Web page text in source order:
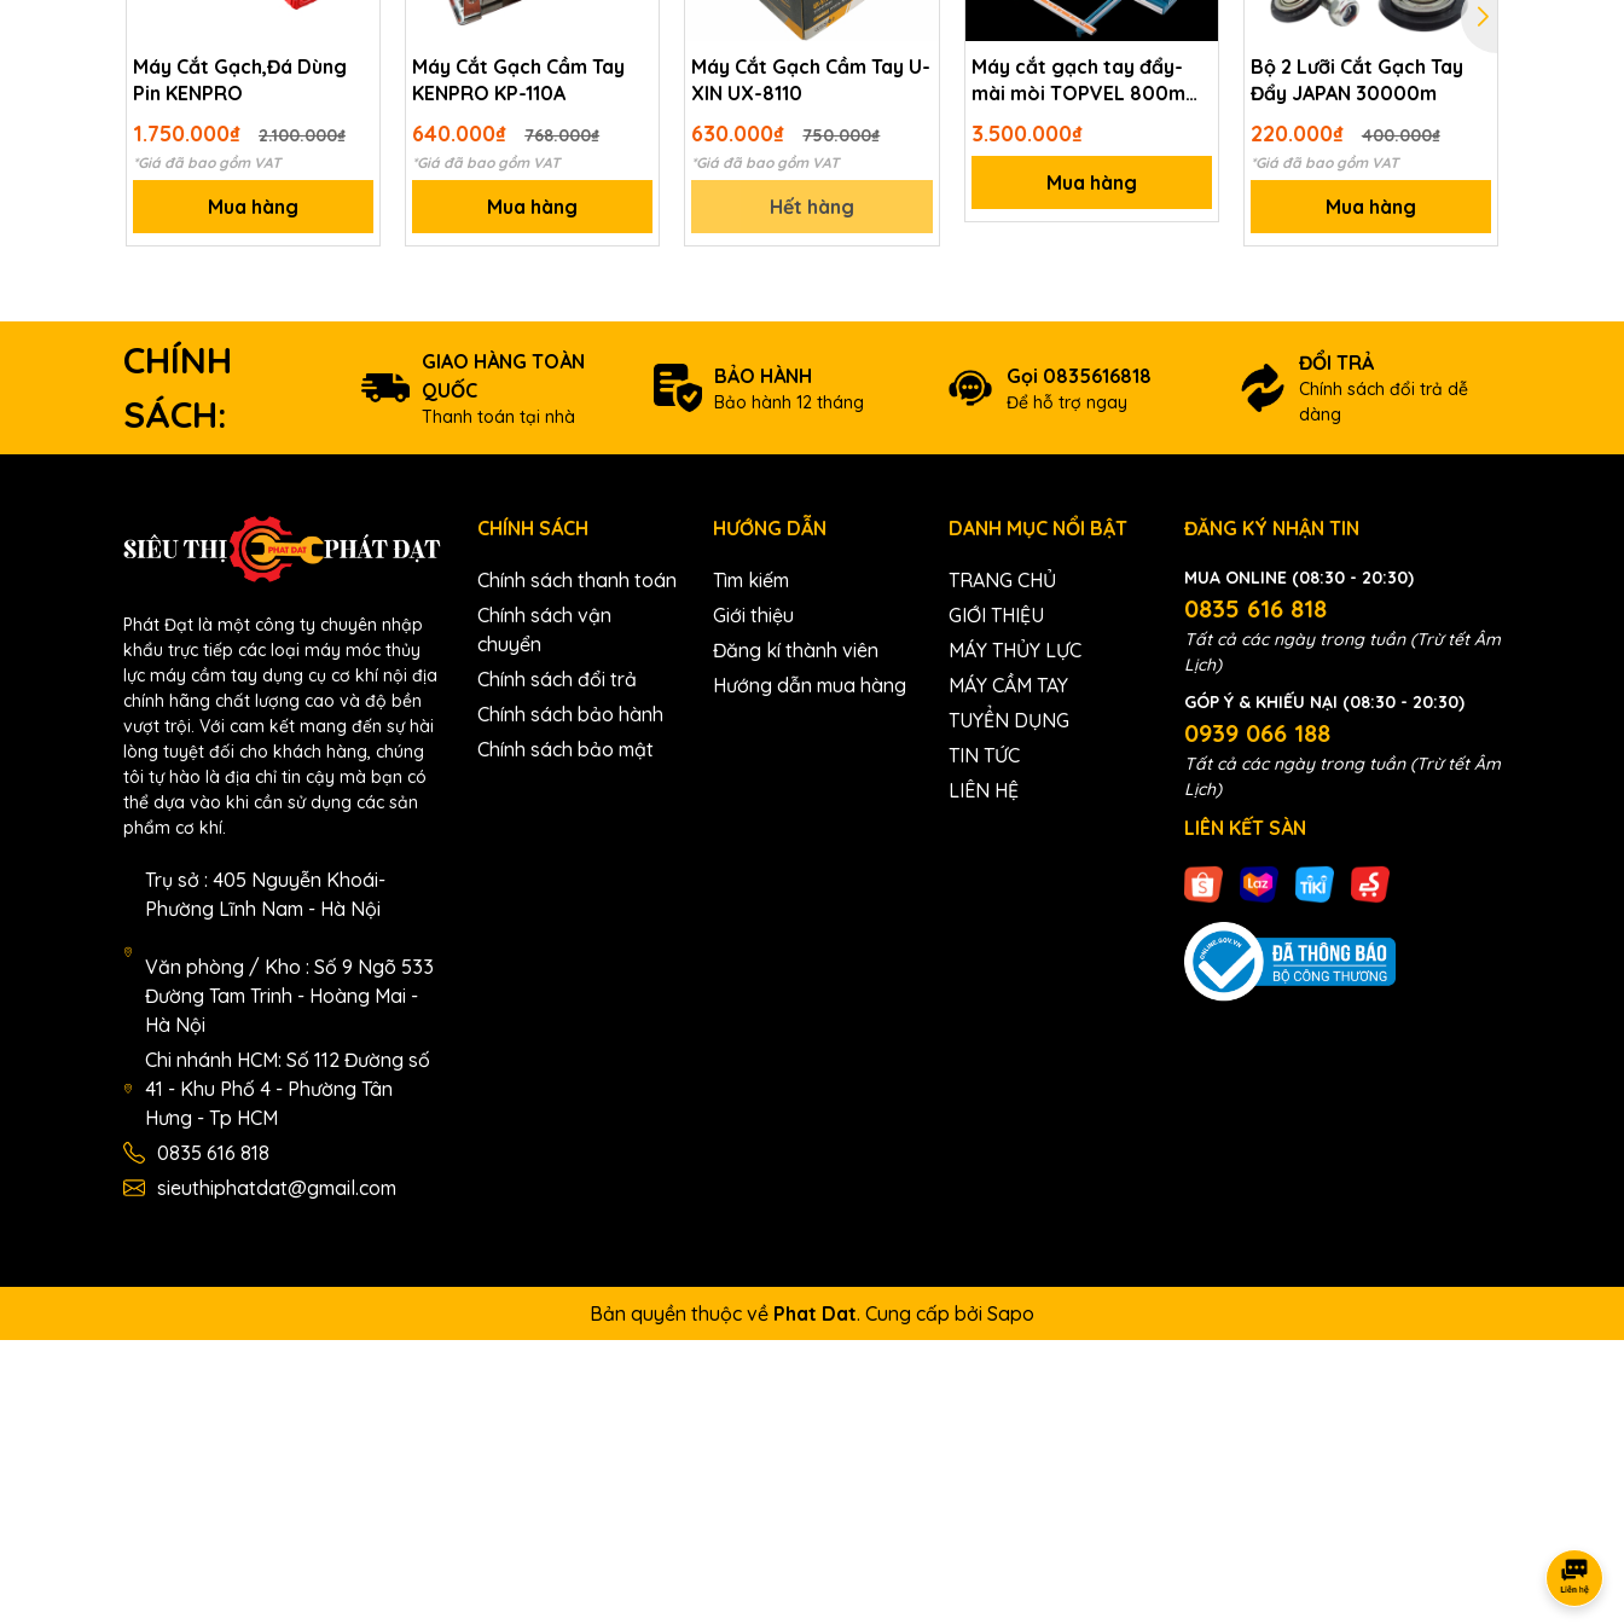
Máy Cắt Gạch,Đá Dùng
Pin KENPRO
1.750.000₫ 2.100.000₫
*Giá đã bao gồm VAT
Mua hàng
Máy Cắt Gạch Cầm Tay
KENPRO KP-110A
640.000₫ 768.000₫
*Giá đã bao gồm VAT
Mua hàng
Máy Cắt Gạch Cầm Tay U-
XIN UX-8110
630.000₫ 750.000₫
*Giá đã bao gồm VAT
Hết hàng
Máy cắt gạch tay đẩy-
mài mòi TOPVEL 800mm
2 chức năng
3.500.000₫
Mua hàng
Bộ 2 Lưỡi Cắt Gạch Tay
Đẩy JAPAN 30000m
220.000₫ 400.000₫
*Giá đã bao gồm VAT
Mua hàng
CHÍNH
SÁCH:
GIAO HÀNG TOÀN
QUỐC
Thanh toán tại nhà
BẢO HÀNH
Bảo hành 12 tháng
Gọi 0835616818
Để hỗ trợ ngay
ĐỔI TRẢ
Chính sách đổi trả dễ
dàng
Phát Đạt là một công ty chuyên nhập
khẩu trực tiếp các loại máy móc thủy
lực máy cầm tay dụng cụ cơ khí nội địa
chính hãng chất lượng cao và độ bền
vượt trội. Với cam kết mang đến sự hài
lòng tuyệt đối cho khách hàng, chúng
tôi tự hào là địa chỉ tin cậy mà bạn có
thể dựa vào khi cần sử dụng các sản
phẩm cơ khí.
Trụ sở : 405 Nguyễn Khoái-
Phường Lĩnh Nam - Hà Nội
Văn phòng / Kho : Số 9 Ngõ 533
Đường Tam Trinh - Hoàng Mai -
Hà Nội
Chi nhánh HCM: Số 112 Đường số
41 - Khu Phố 4 - Phường Tân
Hưng - Tp HCM
0835 616 818
sieuthiphatdat@gmail.com
CHÍNH SÁCH
Chính sách thanh toán
Chính sách vận
chuyển
Chính sách đổi trả
Chính sách bảo hành
Chính sách bảo mật
HƯỚNG DẪN
Tìm kiếm
Giới thiệu
Đăng kí thành viên
Hướng dẫn mua hàng
DANH MỤC NỔI BẬT
TRANG CHỦ
GIỚI THIỆU
MÁY THỦY LỰC
MÁY CẦM TAY
TUYỂN DỤNG
TIN TỨC
LIÊN HỆ
ĐĂNG KÝ NHẬN TIN
MUA ONLINE (08:30 - 20:30)
0835 616 818
Tất cả các ngày trong tuần (Trừ tết Âm
Lịch)
GÓP Ý & KHIẾU NẠI (08:30 - 20:30)
0939 066 188
Tất cả các ngày trong tuần (Trừ tết Âm
Lịch)
LIÊN KẾT SÀN
Bản quyền thuộc về Phat Dat. Cung cấp bởi Sapo